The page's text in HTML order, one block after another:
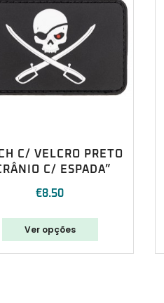
C/ VELCRO PRETO
C/ ESPADA”
€8.50
Ver opções